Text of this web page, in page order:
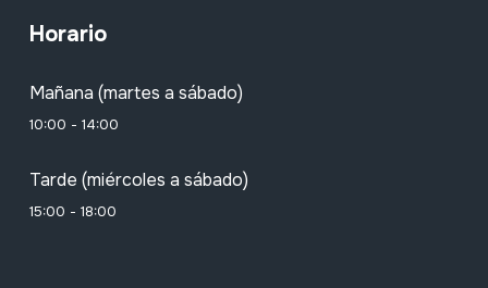
Horario
Mañana (martes a sábado)
10:00 - 14:00
Tarde (miércoles a sábado)
15:00 - 18:00